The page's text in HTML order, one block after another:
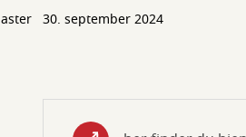
aster 30. september 2024